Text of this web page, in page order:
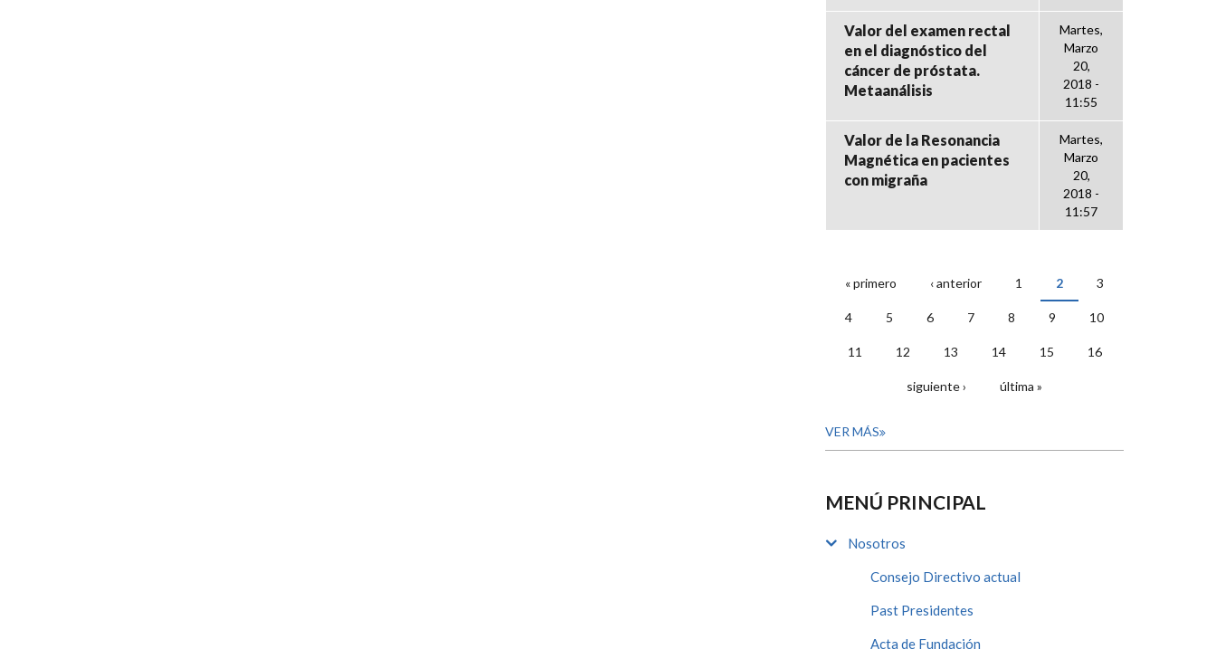
Valor del examen rectal
en el diagnóstico del
cáncer de próstata.
Metaanálisis
Martes,
Marzo
20,
2018 -
11:55
Valor de la Resonancia
Magnética en pacientes
con migraña
Martes,
Marzo
20,
2018 -
11:57
PÁGINAS
« primero ‹ anterior 1 2 3
4 5 6 7 8 9 10
11 12 13 14 15 16
siguiente › última »
VER MÁS
MENÚ PRINCIPAL
Nosotros
Consejo Directivo actual
Past Presidentes
Acta de Fundación